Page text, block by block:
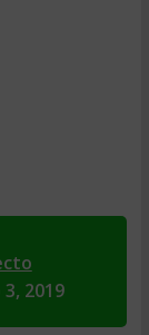
2019